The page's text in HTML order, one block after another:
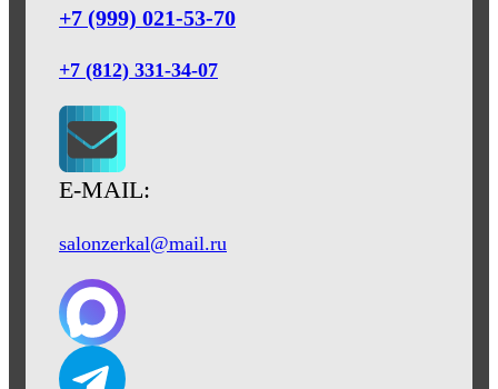
+7 (999) 021-53-70
+7 (812) 331-34-07
E-MAIL:
salonzerkal@mail.ru